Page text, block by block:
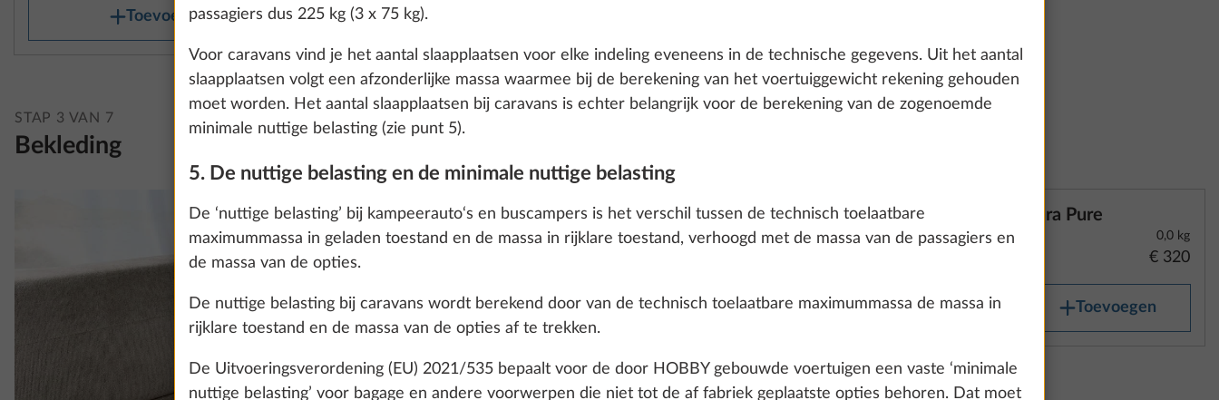
Show details Decline Accept all
Toevoegen Toevoegen
STAP 3 VAN 7
Bekleding
Nala
SERIE
Cara Pure
0,0 kg
€ 320
Toevoegen
passagiers dus 225 kg (3 x 75 kg).
Voor caravans vind je het aantal slaapplaatsen voor elke indeling eveneens in de technische gegevens. Uit het aantal
slaapplaatsen volgt een afzonderlijke massa waarmee bij de berekening van het voertuiggewicht rekening gehouden
moet worden. Het aantal slaapplaatsen bij caravans is echter belangrijk voor de berekening van de zogenoemde
minimale nuttige belasting (zie punt 5).
5. De nuttige belasting en de minimale nuttige belasting
De ‘nuttige belasting’ bij kampeerauto‘s en buscampers is het verschil tussen de technisch toelaatbare
maximummassa in geladen toestand en de massa in rijklare toestand, verhoogd met de massa van de passagiers en
de massa van de opties.
De nuttige belasting bij caravans wordt berekend door van de technisch toelaatbare maximummassa de massa in
rijklare toestand en de massa van de opties af te trekken.
De Uitvoeringsverordening (EU) 2021/535 bepaalt voor de door HOBBY gebouwde voertuigen een vaste ‘minimale
nuttige belasting’ voor bagage en andere voorwerpen die niet tot de af fabriek geplaatste opties behoren. Dat moet